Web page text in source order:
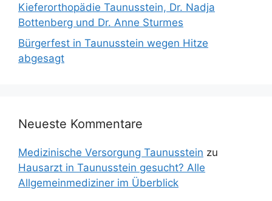
Kieferorthopädie Taunusstein, Dr. Nadja
Bottenberg und Dr. Anne Sturmes
Bürgerfest in Taunusstein wegen Hitze
abgesagt
Neueste Kommentare
Medizinische Versorgung Taunusstein zu
Hausarzt in Taunusstein gesucht? Alle
Allgemeinmediziner im Überblick